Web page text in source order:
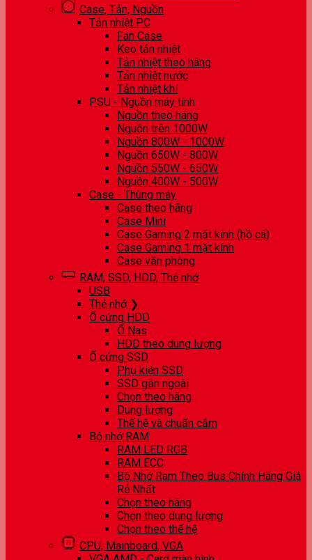
Case, Tản, Nguồn
Tản nhiệt PC
Fan Case
Keo tản nhiệt
Tản nhiệt theo hãng
Tản nhiệt nước
Tản nhiệt khí
PSU - Nguồn máy tính
Nguồn theo hãng
Nguồn trên 1000W
Nguồn 800W - 1000W
Nguồn 650W - 800W
Nguồn 550W - 650W
Nguồn 400W - 500W
Case - Thùng máy
Case theo hãng
Case Mini
Case Gaming 2 mặt kính (hồ cá)
Case Gaming 1 mặt kính
Case văn phòng
RAM, SSD, HDD, Thẻ nhớ
USB
Thẻ nhớ ❯
Ổ cứng HDD
Ổ Nas
HDD theo dung lượng
Ổ cứng SSD
Phụ kiện SSD
SSD gắn ngoài
Chọn theo hãng
Dung lượng
Thế hệ và chuẩn cắm
Bộ nhớ RAM
RAM LED RGB
RAM ECC
Bộ Nhớ Ram Theo Bus Chính Hãng Giá
Rẻ Nhất
Chọn theo hãng
Chọn theo dung lượng
Chọn theo thế hệ
CPU, Mainboard, VGA